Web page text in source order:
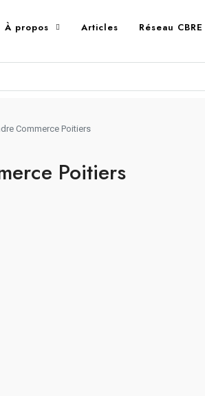
À propos Articles Réseau CBRE
Commerce Poitiers
Poitiers